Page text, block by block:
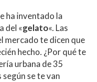
ha inventado la
del «gelato«. Las
mercado te dicen que
hecho. ¿Por qué te
urbana de 35
se te van